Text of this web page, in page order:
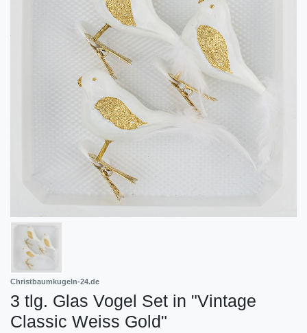
Christbaumkugeln-24.de
3 tlg. Glas Vogel Set in "Vintage
Classic Weiss Gold"